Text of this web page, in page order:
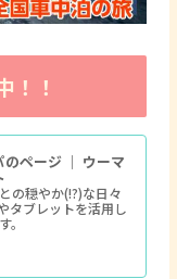
！！
ページ ｜ ウーマ
の穏やか(!?)な日々
タブレットを活用し
。